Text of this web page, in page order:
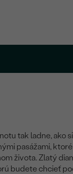
tak ladne, ako
pasážami,
života. Zlatý
budete chcieť